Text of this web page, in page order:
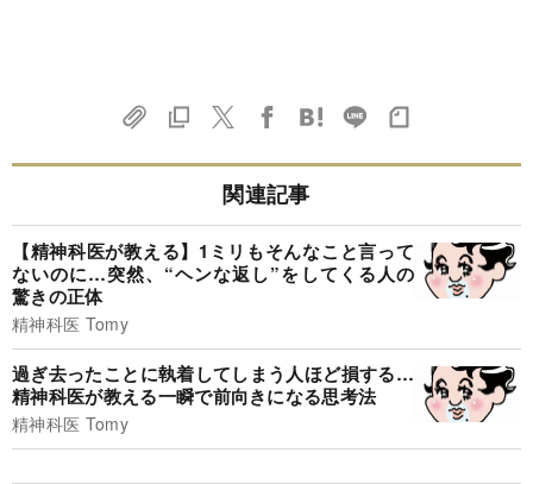
関連記事
【精神科医が教える】1ミリもそんなこと言って
ないのに…突然、“ヘンな返し”をしてくる人の
驚きの正体
精神科医 Tomy
過ぎ去ったことに執着してしまう人ほど損する…
精神科医が教える一瞬で前向きになる思考法
精神科医 Tomy